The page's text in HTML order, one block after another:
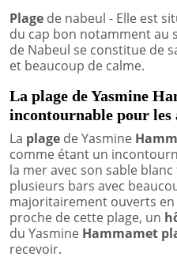
Plage de nabeul - Elle est
du cap bon notamment au
de Nabeul se constitue de
et beaucoup de calme.
La plage de Yasmine
incontournable pour les
La plage de Yasmine
comme étant un
la mer avec son sable
plusieurs bars avec
majoritairement ouverts
proche de cette plage, un
du Yasmine Hammamet
recevoir.